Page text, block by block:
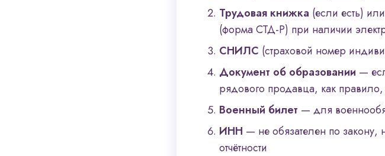
Трудовая книжка (если есть)
(форма СТД-Р) при наличии
СНИЛС (страховой номер
Документ об образовании —
рядового продавца, как правило,
Военный билет — для
ИНН — не обязателен по
отчётности